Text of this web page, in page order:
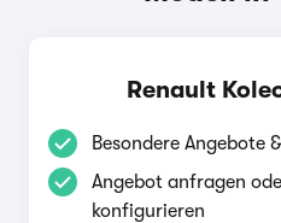
Renault
Besondere Angebote
Angebot anfragen
konfigurieren